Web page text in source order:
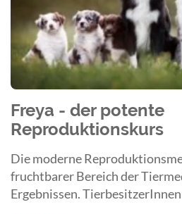
Freya - der potente
Reproduktionskurs
Die moderne
fruchtbarer Bereich der
Ergebnissen.